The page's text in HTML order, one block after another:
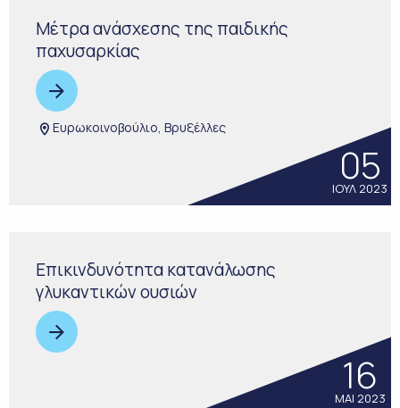
Μέτρα ανάσχεσης της παιδικής
παχυσαρκίας
Ευρωκοινοβούλιο, Βρυξέλλες
05
ΙΟΥΛ 2023
Επικινδυνότητα κατανάλωσης
γλυκαντικών ουσιών
16
ΜΑΙ 2023